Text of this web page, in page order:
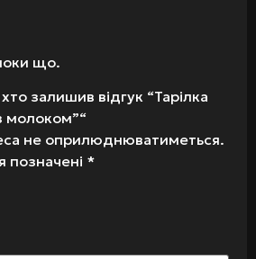
що.
залишив відгук “Тарілка
молоком”“
не оприлюднюватиметься.
позначені *